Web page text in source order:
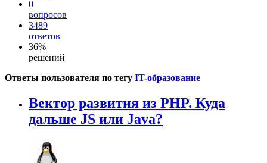
0
вопросов
3489
ответов
36%
решений
Ответы пользователя по тегу IT-образование
Вектор развития из PHP. Куда
дальше JS или Java?